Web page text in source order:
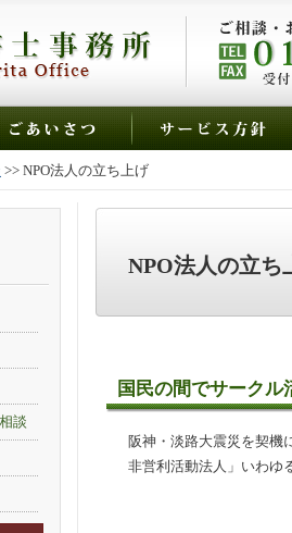
>> NPO法人の立ち上げ
NPO法人の立ち
国民の間でサーク
阪神・淡路大震災を契機
非営利活動法人」いわゆ
談